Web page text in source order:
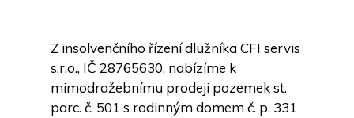
Z insolvenčního řízení dlužníka CFI servis
s.r.o., IČ 28765630, nabízíme k
mimodražebnímu prodeji pozemek st.
parc. č. 501 s rodinným domem č. p. 331